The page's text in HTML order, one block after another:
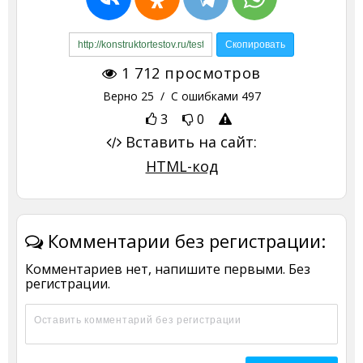
1 712 просмотров
Верно 25 / С ошибками 497
3 0
Вставить на сайт:
HTML-код
Комментарии без регистрации:
Комментариев нет, напишите первыми. Без
регистрации.